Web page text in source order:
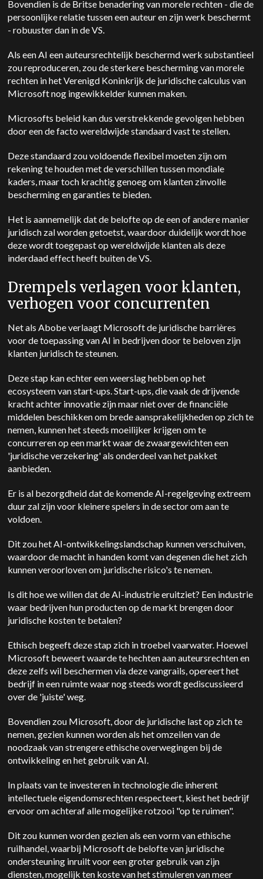
Bovendien is de Britse benadering van morele rechten - die de
persoonlijke relatie tussen een auteur en zijn werk beschermt
- robuuster dan in de VS.
Als een AI een auteursrechtelijk beschermd werk substantieel
zou reproduceren, zou de sterkere bescherming van morele
rechten in het Verenigd Koninkrijk de juridische calculus van
Microsoft nog ingewikkelder kunnen maken.
Microsofts beleid kan dus verstrekkende gevolgen hebben
door een de facto wereldwijde standaard vast te stellen.
Deze standaard zou voldoende flexibel moeten zijn om
rekening te houden met de verschillen tussen mondiale
kaders, maar toch krachtig genoeg om klanten zinvolle
bescherming en garanties te bieden.
Het is aannemelijk dat de belofte op de een of andere manier
juridisch zal worden getoetst, waardoor duidelijk wordt hoe
deze wordt toegepast op wereldwijde klanten als deze
inderdaad effect heeft buiten de VS.
Drempels verlagen voor klanten,
verhogen voor concurrenten
Net als Abobe verlaagt Microsoft de juridische barrières
voor de toepassing van AI in bedrijven door te beloven zijn
klanten juridisch te steunen.
Deze stap kan echter een weerslag hebben op het
ecosysteem van start-ups. Start-ups, die vaak de drijvende
kracht achter innovatie zijn maar niet over de financiële
middelen beschikken om brede aansprakelijkheden op zich te
nemen, kunnen het steeds moeilijker krijgen om te
concurreren op een markt waar de zwaargewichten een
'juridische verzekering' als onderdeel van het pakket
aanbieden.
Er is al bezorgdheid dat de komende AI-regelgeving extreem
duur zal zijn voor kleinere spelers in de sector om aan te
voldoen.
Dit zou het AI-ontwikkelingslandschap kunnen verschuiven,
waardoor de macht in handen komt van degenen die het zich
kunnen veroorloven om juridische risico's te nemen.
Is dit hoe we willen dat de AI-industrie eruitziet? Een industrie
waar bedrijven hun producten op de markt brengen door
juridische kosten te betalen?
Ethisch begeeft deze stap zich in troebel vaarwater. Hoewel
Microsoft beweert waarde te hechten aan auteursrechten en
deze zelfs wil beschermen via deze vangrails, opereert het
bedrijf in een ruimte waar nog steeds wordt gediscussieerd
over de 'juiste' weg.
Bovendien zou Microsoft, door de juridische last op zich te
nemen, gezien kunnen worden als het omzeilen van de
noodzaak van strengere ethische overwegingen bij de
ontwikkeling en het gebruik van AI.
In plaats van te investeren in technologie die inherent
intellectuele eigendomsrechten respecteert, kiest het bedrijf
ervoor om achteraf alle mogelijke rotzooi "op te ruimen".
Dit zou kunnen worden gezien als een vorm van ethische
ruilhandel, waarbij Microsoft de belofte van juridische
ondersteuning inruilt voor een groter gebruik van zijn
diensten, mogelijk ten koste van het stimuleren van meer